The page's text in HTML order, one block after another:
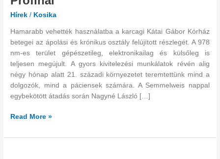
Hírek / Kosika
Hamarabb vehették használatba a karcagi Kátai Gábor Kórház
betegei az ápolási és krónikus osztály felújított részlegét. A 978
nm-es terület gépészetileg, elektronikailag és külsőleg is
teljesen megújult. A gyors kivitelezési munkálatok révén alig
négy hónap alatt 21. századi környezetet teremtettünk mind a
dolgozók, mind a páciensek számára. A Semmelweis nappal
egybekötött átadás során Nagyné László […]
a
Dryvit
Read More »